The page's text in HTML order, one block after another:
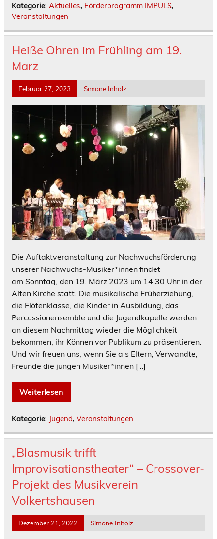
Kategorie: Aktuelles, Förderprogramm IMPULS,
Veranstaltungen
Heiße Ohren im Frühling am 19.
März
Februar 27, 2023 Simone Inholz
Die Auftaktveranstaltung zur Nachwuchsförderung
unserer Nachwuchs-Musiker*innen findet
am Sonntag, den 19. März 2023 um 14.30 Uhr in der
Alten Kirche statt. Die musikalische Früherziehung,
die Flötenklasse, die Kinder in Ausbildung, das
Percussionensemble und die Jugendkapelle werden
an diesem Nachmittag wieder die Möglichkeit
bekommen, ihr Können vor Publikum zu präsentieren.
Und wir freuen uns, wenn Sie als Eltern, Verwandte,
Freunde die jungen Musiker*innen […]
Weiterlesen
Kategorie: Jugend, Veranstaltungen
„Blasmusik trifft
Improvisationstheater“ – Crossover-
Projekt des Musikverein
Volkertshausen
Dezember 21, 2022 Simone Inholz